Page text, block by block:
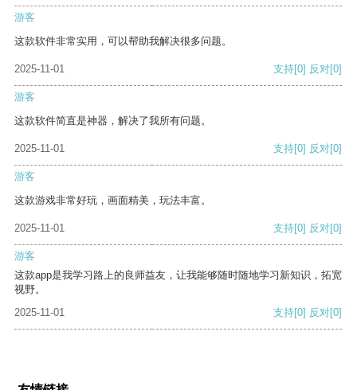
游客
这款软件非常实用，可以帮助我解决很多问题。
2025-11-01 支持[0] 反对[0]
游客
这款软件简直是神器，解决了我所有问题。
2025-11-01 支持[0] 反对[0]
游客
这款游戏非常好玩，画面精美，玩法丰富。
2025-11-01 支持[0] 反对[0]
游客
这款app是我学习路上的良师益友，让我能够随时随地学习新知识，拓宽
视野。
2025-11-01
支持[0] 反对[0]